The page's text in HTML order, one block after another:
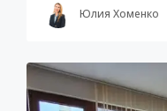
Юлия Хоменко